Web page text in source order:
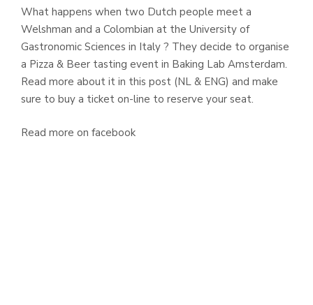
What happens when two Dutch people meet a
Welshman and a Colombian at the University of
Gastronomic Sciences in Italy ? They decide to organise
a Pizza & Beer tasting event in Baking Lab Amsterdam.
Read more about it in this post (NL & ENG) and make
sure to buy a ticket on-line to reserve your seat.
Read more on facebook